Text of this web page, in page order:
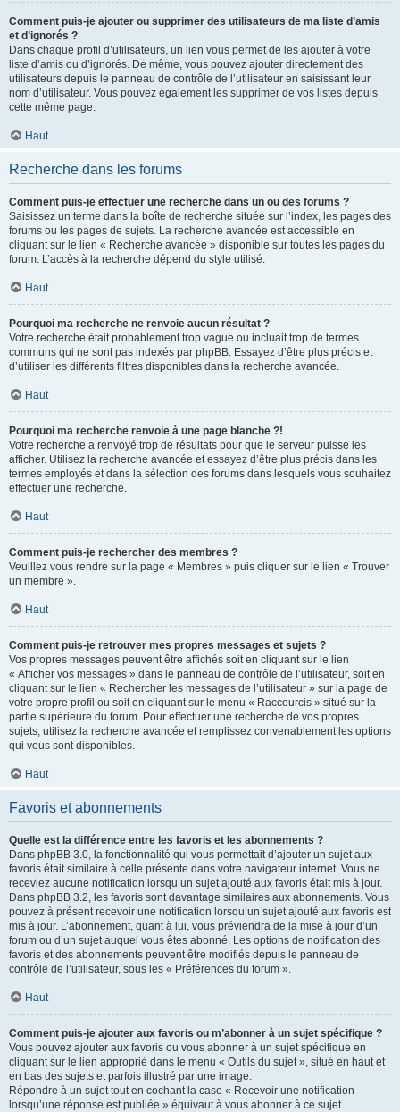
Comment puis-je ajouter ou supprimer des utilisateurs de ma liste d’amis
et d’ignorés ?
Dans chaque profil d’utilisateurs, un lien vous permet de les ajouter à votre
liste d’amis ou d’ignorés. De même, vous pouvez ajouter directement des
utilisateurs depuis le panneau de contrôle de l’utilisateur en saisissant leur
nom d’utilisateur. Vous pouvez également les supprimer de vos listes depuis
cette même page.
Haut
Recherche dans les forums
Comment puis-je effectuer une recherche dans un ou des forums ?
Saisissez un terme dans la boîte de recherche située sur l’index, les pages des
forums ou les pages de sujets. La recherche avancée est accessible en
cliquant sur le lien « Recherche avancée » disponible sur toutes les pages du
forum. L’accès à la recherche dépend du style utilisé.
Haut
Pourquoi ma recherche ne renvoie aucun résultat ?
Votre recherche était probablement trop vague ou incluait trop de termes
communs qui ne sont pas indexés par phpBB. Essayez d’être plus précis et
d’utiliser les différents filtres disponibles dans la recherche avancée.
Haut
Pourquoi ma recherche renvoie à une page blanche ?!
Votre recherche a renvoyé trop de résultats pour que le serveur puisse les
afficher. Utilisez la recherche avancée et essayez d’être plus précis dans les
termes employés et dans la sélection des forums dans lesquels vous souhaitez
effectuer une recherche.
Haut
Comment puis-je rechercher des membres ?
Veuillez vous rendre sur la page « Membres » puis cliquer sur le lien « Trouver
un membre ».
Haut
Comment puis-je retrouver mes propres messages et sujets ?
Vos propres messages peuvent être affichés soit en cliquant sur le lien
« Afficher vos messages » dans le panneau de contrôle de l’utilisateur, soit en
cliquant sur le lien « Rechercher les messages de l’utilisateur » sur la page de
votre propre profil ou soit en cliquant sur le menu « Raccourcis » situé sur la
partie supérieure du forum. Pour effectuer une recherche de vos propres
sujets, utilisez la recherche avancée et remplissez convenablement les options
qui vous sont disponibles.
Haut
Favoris et abonnements
Quelle est la différence entre les favoris et les abonnements ?
Dans phpBB 3.0, la fonctionnalité qui vous permettait d’ajouter un sujet aux
favoris était similaire à celle présente dans votre navigateur internet. Vous ne
receviez aucune notification lorsqu’un sujet ajouté aux favoris était mis à jour.
Dans phpBB 3.2, les favoris sont davantage similaires aux abonnements. Vous
pouvez à présent recevoir une notification lorsqu’un sujet ajouté aux favoris est
mis à jour. L’abonnement, quant à lui, vous préviendra de la mise à jour d’un
forum ou d’un sujet auquel vous êtes abonné. Les options de notification des
favoris et des abonnements peuvent être modifiés depuis le panneau de
contrôle de l’utilisateur, sous les « Préférences du forum ».
Haut
Comment puis-je ajouter aux favoris ou m’abonner à un sujet spécifique ?
Vous pouvez ajouter aux favoris ou vous abonner à un sujet spécifique en
cliquant sur le lien approprié dans le menu « Outils du sujet », situé en haut et
en bas des sujets et parfois illustré par une image.
Répondre à un sujet tout en cochant la case « Recevoir une notification
lorsqu’une réponse est publiée » équivaut à vous abonner à ce sujet.